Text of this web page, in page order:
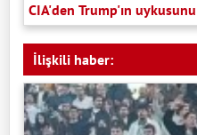
CIA'den Trump'ın
İlişkili haber: